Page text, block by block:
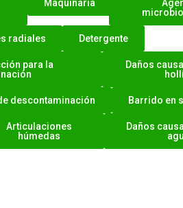
Maquinaria
radiales Detergente
para la
Daños
descontaminación Barrido en
Articulaciones
húmedas
Daños